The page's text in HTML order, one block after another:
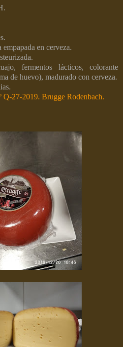
en cerveza.
fermentos lácticos, colorante
de huevo), madurado con cerveza.
Q-27-2019. Brugge Rodenbach.